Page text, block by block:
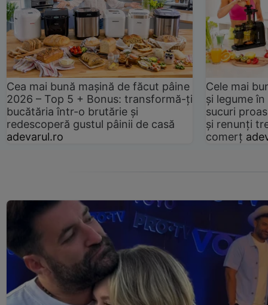
Cea mai bună mașină de făcut pâine
2026 – Top 5 + Bonus: transformă-ți
bucătăria într-o brutărie și
redescoperă gustul pâinii de casă
adevarul.ro
Cele mai
și legume
sucuri
și renunți
comerț